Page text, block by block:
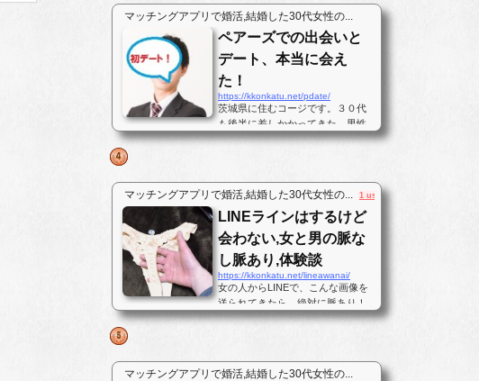
たのです。しかし、いざ彼氏を作
ろうと思っても毎日家と仕事場の
往復ばかりで出会いがなかったの
です...
マッチングアプリで婚活,結婚した30代女性の...
ペアーズでの出会いと
デート、本当に会え
た！
https://kkonkatu.net/pdate/
茨城県に住むコージです。３０代
も後半に差しかかってきた。男性
です。気が付けば彼女居ない暦は7
症と言うのもあるのですが、この
歳までなあなあで生きてきてしま
ったので、そろそろ･･･と思いパー
トナ...
マッチングアプリで婚活,結婚した30代女性の... 1 user
LINEラインはするけど
会わない,女と男の脈な
し脈あり,体験談
https://kkonkatu.net/lineawanai/
女の人からLINEで、こんな画像を
送られてきたら、絶対に脈あり！
だと思いませんか？私もこの写真
ません。これは女性から「あなた
マッチングアプリで婚活,結婚した30代女性の...